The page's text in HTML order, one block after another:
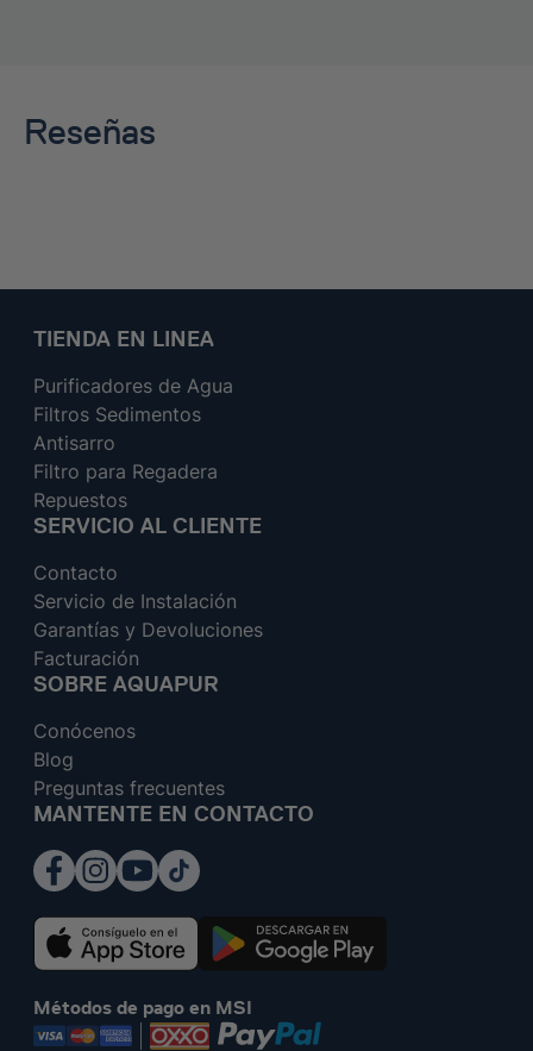
Reseñas
TIENDA EN LINEA
Purificadores de Agua
Filtros Sedimentos
Antisarro
Filtro para Regadera
Repuestos
SERVICIO AL CLIENTE
Contacto
Servicio de Instalación
Garantías y Devoluciones
Facturación
SOBRE AQUAPUR
Conócenos
Blog
Preguntas frecuentes
MANTENTE EN CONTACTO
Métodos de pago en MSI